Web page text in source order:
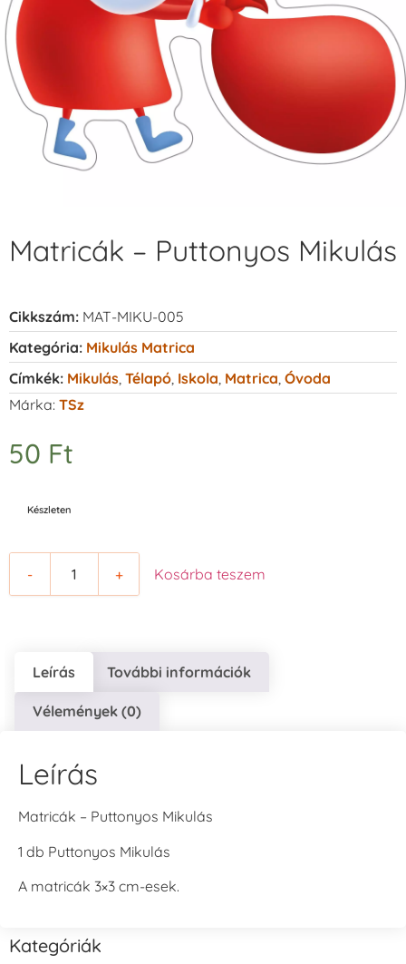
Matricák – Puttonyos Mikulás
Cikkszám: MAT-MIKU-005
Kategória: Mikulás Matrica
Címkék: Mikulás Télapó Iskola Matrica Óvoda
Márka: TSz
50 Ft
Készleten
- + Kosárba teszem
Leírás További információk
Vélemények (0)
Leírás
Matricák – Puttonyos Mikulás
1 db Puttonyos Mikulás
A matricák 3×3 cm-esek.
Kategóriák